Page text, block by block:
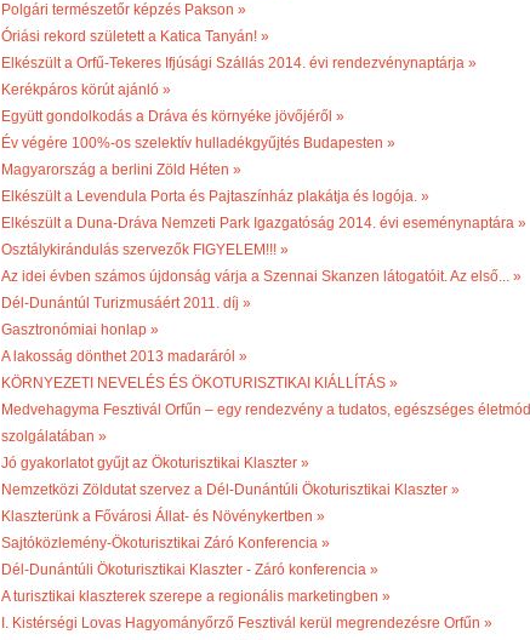
Polgári természetőr képzés Pakson »
Óriási rekord született a Katica Tanyán! »
Elkészült a Orfű-Tekeres Ifjúsági Szállás 2014. évi rendezvénynaptárja »
Kerékpáros körút ajánló »
Együtt gondolkodás a Dráva és környéke jövőjéről »
Év végére 100%-os szelektív hulladékgyűjtés Budapesten »
Magyarország a berlini Zöld Héten »
Elkészült a Levendula Porta és Pajtaszínház plakátja és logója. »
Elkészült a Duna-Dráva Nemzeti Park Igazgatóság 2014. évi eseménynaptára »
Osztálykirándulás szervezők FIGYELEM!!! »
Az idei évben számos újdonság várja a Szennai Skanzen látogatóit. Az első... »
Dél-Dunántúl Turizmusáért 2011. díj »
Gasztronómiai honlap »
A lakosság dönthet 2013 madaráról »
KÖRNYEZETI NEVELÉS ÉS ÖKOTURISZTIKAI KIÁLLÍTÁS »
Medvehagyma Fesztivál Orfűn – egy rendezvény a tudatos, egészséges életmód
szolgálatában »
Jó gyakorlatot gyűjt az Ökoturisztikai Klaszter »
Nemzetközi Zöldutat szervez a Dél-Dunántúli Ökoturisztikai Klaszter »
Klaszterünk a Fővárosi Állat- és Növénykertben »
Sajtóközlemény-Ökoturisztikai Záró Konferencia »
Dél-Dunántúli Ökoturisztikai Klaszter - Záró konferencia »
A turisztikai klaszterek szerepe a regionális marketingben »
I. Kistérségi Lovas Hagyományőrző Fesztivál kerül megrendezésre Orfűn »